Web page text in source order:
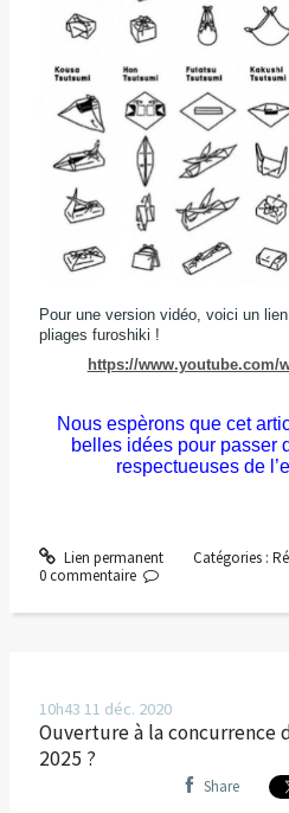
Pour une version vidéo, voici un
pliages furoshiki !
https://www.youtube.com/
Nous espèrons que cet
belles idées pour passer
respectueuses de
Lien permanent Catégories :
0 commentaire
10h43 11 déc. 2020
Ouverture à la concurrence
2025 ?
Share